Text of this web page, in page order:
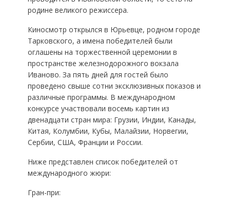
родине великого режиссера.
Киносмотр открылся в Юрьевце, родном городе
Тарковского, а имена победителей были
оглашены на торжественной церемонии в
пространстве железнодорожного вокзала
Иваново. За пять дней для гостей было
проведено свыше сотни эксклюзивных показов и
различные программы. В международном
конкурсе участвовали восемь картин из
двенадцати стран мира: Грузии, Индии, Канады,
Китая, Колумбии, Кубы, Малайзии, Норвегии,
Сербии, США, Франции и России.
Ниже представлен список победителей от
международного жюри:
Гран-при: